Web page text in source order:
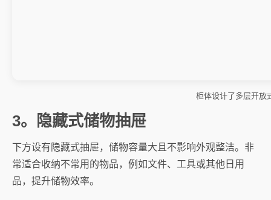
柜体设计了多层开放
3。隐藏式储物抽屉
下方设有隐藏式抽屉，储物容量大且不影响外观整洁。非
常适合收纳不常用的物品，例如文件、工具或其他日用
品，提升储物效率。